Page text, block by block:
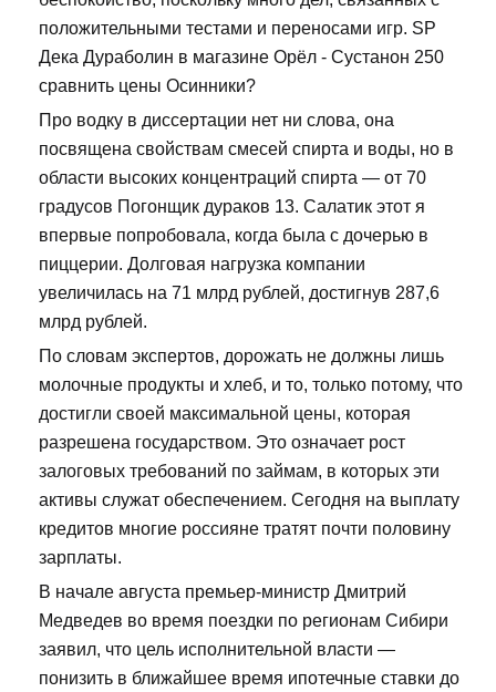
положительными тестами и переносами игр. SP
Дека Дураболин в магазине Орёл - Сустанон 250
сравнить цены Осинники?
Про водку в диссертации нет ни слова, она
посвящена свойствам смесей спирта и воды, но в
области высоких концентраций спирта — от 70
градусов Погонщик дураков 13. Салатик этот я
впервые попробовала, когда была с дочерью в
пиццерии. Долговая нагрузка компании
увеличилась на 71 млрд рублей, достигнув 287,6
млрд рублей.
По словам экспертов, дорожать не должны лишь
молочные продукты и хлеб, и то, только потому, что
достигли своей максимальной цены, которая
разрешена государством. Это означает рост
залоговых требований по займам, в которых эти
активы служат обеспечением. Сегодня на выплату
кредитов многие россияне тратят почти половину
зарплаты.
В начале августа премьер-министр Дмитрий
Медведев во время поездки по регионам Сибири
заявил, что цель исполнительной власти —
понизить в ближайшее время ипотечные ставки до